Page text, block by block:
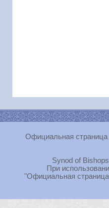
Официальная страница
Synod of
При
"Официальная